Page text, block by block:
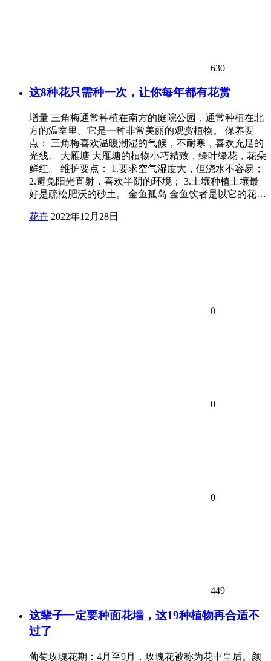
630
这8种花只需种一次，让你每年都有花赏
增量 三角梅通常种植在南方的庭院公园，通常种植在北
方的温室里。它是一种非常美丽的观赏植物。 保养要
点： 三角梅喜欢温暖潮湿的气候，不耐寒，喜欢充足的
光线。 大雁塘 大雁塘的植物小巧精致，绿叶绿花，花朵
鲜红。 维护要点： 1.要求空气湿度大，但浇水不容易；
2.避免阳光直射，喜欢半阴的环境； 3.土壤种植土壤最
好是疏松肥沃的砂土。 金鱼孤岛 金鱼饮者是以它的花…
花卉 2022年12月28日
0
0
0
449
这辈子一定要种面花墙，这19种植物再合适不
过了
葡萄玫瑰花期：4月至9月，玫瑰花被称为花中皇后。颜